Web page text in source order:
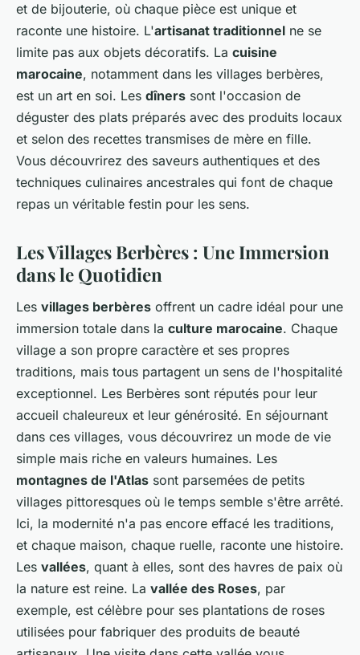
et de bijouterie, où chaque pièce est unique et
raconte une histoire. L'artisanat traditionnel ne se
limite pas aux objets décoratifs. La cuisine
marocaine, notamment dans les villages berbères,
est un art en soi. Les dîners sont l'occasion de
déguster des plats préparés avec des produits locaux
et selon des recettes transmises de mère en fille.
Vous découvrirez des saveurs authentiques et des
techniques culinaires ancestrales qui font de chaque
repas un véritable festin pour les sens.
Les Villages Berbères : Une Immersion
dans le Quotidien
Les villages berbères offrent un cadre idéal pour une
immersion totale dans la culture marocaine. Chaque
village a son propre caractère et ses propres
traditions, mais tous partagent un sens de l'hospitalité
exceptionnel. Les Berbères sont réputés pour leur
accueil chaleureux et leur générosité. En séjournant
dans ces villages, vous découvrirez un mode de vie
simple mais riche en valeurs humaines. Les
montagnes de l'Atlas sont parsemées de petits
villages pittoresques où le temps semble s'être arrêté.
Ici, la modernité n'a pas encore effacé les traditions,
et chaque maison, chaque ruelle, raconte une histoire.
Les vallées, quant à elles, sont des havres de paix où
la nature est reine. La vallée des Roses, par
exemple, est célèbre pour ses plantations de roses
utilisées pour fabriquer des produits de beauté